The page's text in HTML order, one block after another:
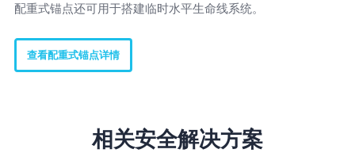
配重式锚点还可用于搭建临时水平生命线系统。
查看配重式锚点详情
相关安全解决方案